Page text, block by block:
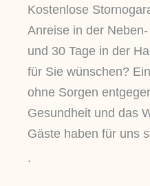
Kostenlose
Anreise in der
und 30 Tage in der
für Sie wünschen?
ohne Sorgen
Gesundheit und das
Gäste haben für uns
.